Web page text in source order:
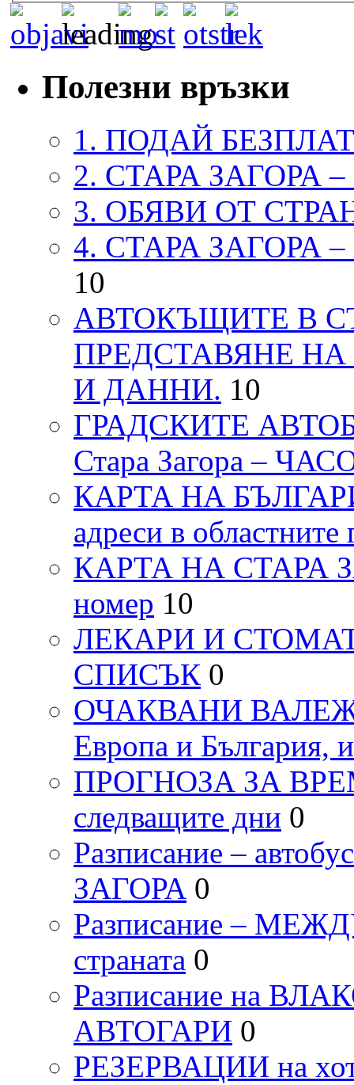
Полезни връзки
1. ПОДАЙ
2. СТАРА ЗАГОРА
3. ОБЯВИ ОТ
4. СТАРА ЗАГОРА
10
АВТОКЪЩИТЕ В
ПРЕДСТАВЯНЕ
И ДАННИ. 10
ГРАДСКИТЕ
Стара Загора –
КАРТА НА
адреси в областните
КАРТА НА СТАРА
номер 10
ЛЕКАРИ И
СПИСЪК 0
ОЧАКВАНИ ВАЛЕЖИ
Европа и България,
ПРОГНОЗА ЗА
следващите дни 0
Разписание –
ЗАГОРА 0
Разписание –
страната 0
Разписание на
АВТОГАРИ 0
РЕЗЕРВАЦИИ на